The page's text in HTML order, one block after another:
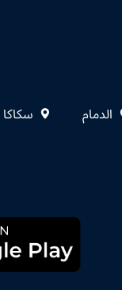
الدمام سكاكا